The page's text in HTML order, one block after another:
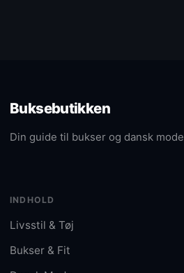
Buksebutikken
Din guide til bukser og dansk mode
INDHOLD
Livsstil & Tøj
Bukser & Fit